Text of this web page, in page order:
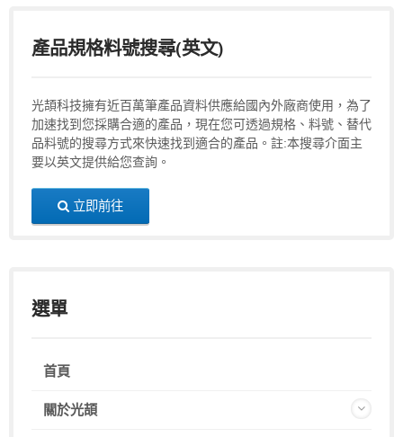
產品規格料號搜尋(英文)
光頡科技擁有近百萬筆產品資料供應給國內外廠商使用，為了
加速找到您採購合適的產品，現在您可透過規格、料號、替代
品料號的搜尋方式來快速找到適合的產品。註:本搜尋介面主
要以英文提供給您查詢。
立即前往
選單
首頁
關於光頡